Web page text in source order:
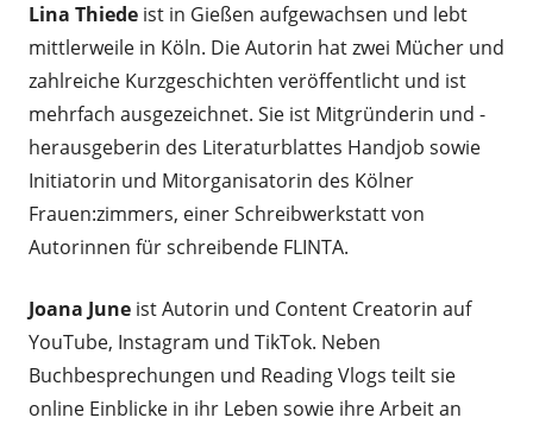
Lina Thiede ist in Gießen aufgewachsen und lebt
mittlerweile in Köln. Die Autorin hat zwei Mücher und
zahlreiche Kurzgeschichten veröffentlicht und ist
mehrfach ausgezeichnet. Sie ist Mitgründerin und -
herausgeberin des Literaturblattes Handjob sowie
Initiatorin und Mitorganisatorin des Kölner
Frauen:zimmers, einer Schreibwerkstatt von
Autorinnen für schreibende FLINTA.
Joana June ist Autorin und Content Creatorin auf
YouTube, Instagram und TikTok. Neben
Buchbesprechungen und Reading Vlogs teilt sie
online Einblicke in ihr Leben sowie ihre Arbeit an